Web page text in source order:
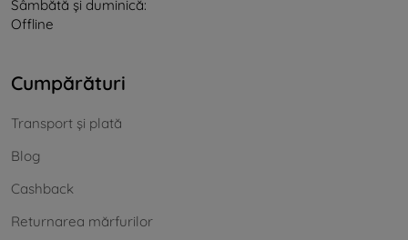
Sâmbătă și duminică:
Offline
Cumpărături
Transport și plată
Blog
Cashback
Returnarea mărfurilor